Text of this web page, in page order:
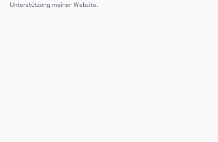
Unterstützung meiner Website.